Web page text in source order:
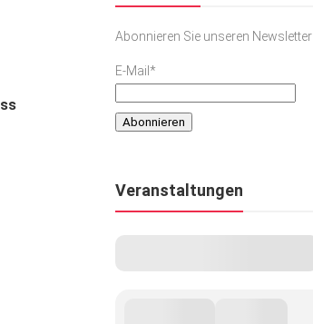
Abonnieren Sie unseren Newsletter
E-Mail*
Veranstaltungen